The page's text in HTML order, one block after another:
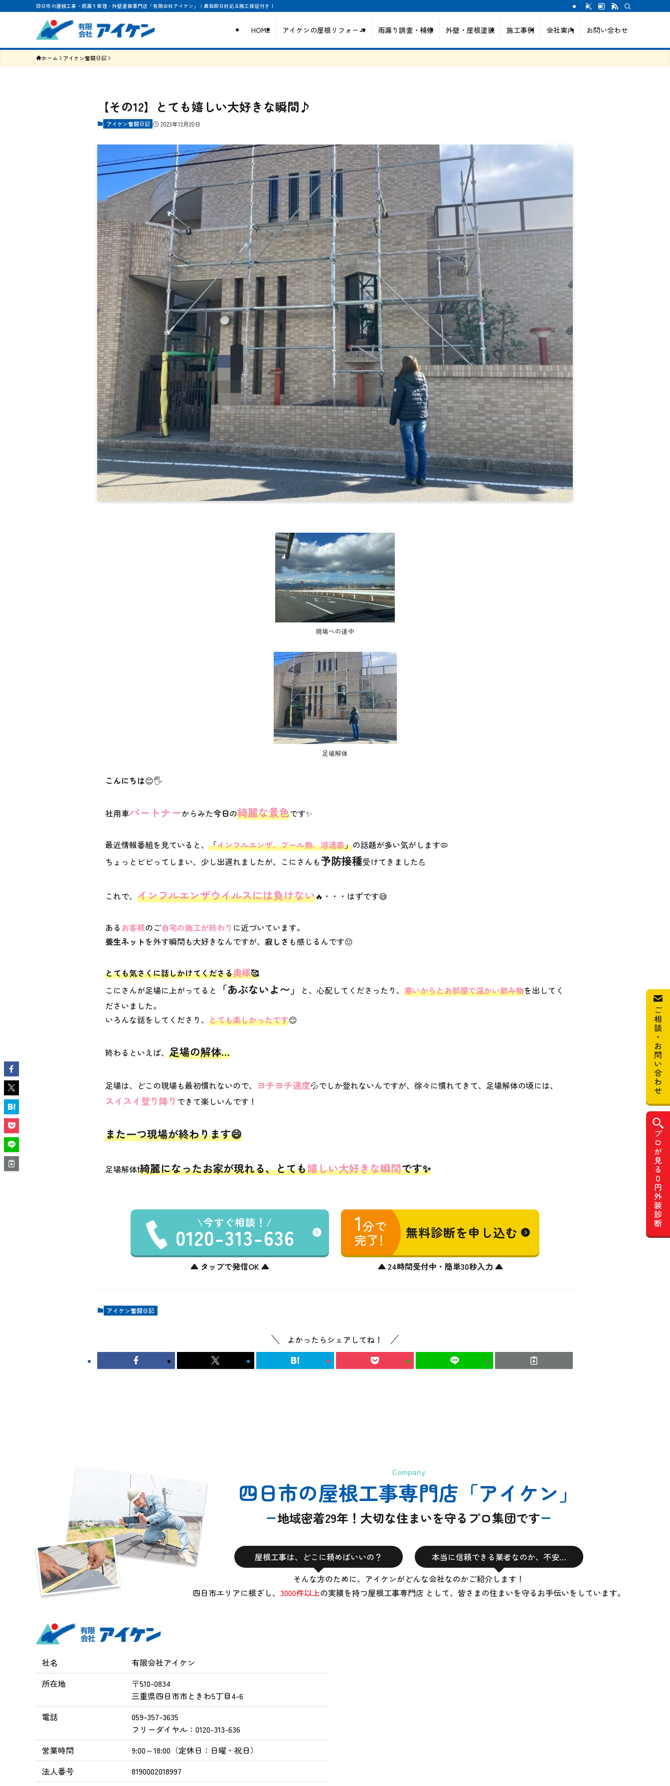
四日市の屋根工事・雨漏り修理・外壁塗装専門店「有限会社アイケン」｜最短即日対応＆施工保証付き！
HOME アイケンの屋根リフォーム 雨漏り調査・補修 外壁・屋根塗装 施工事例 会社案内 お問い合わせ
ホーム アイケン奮闘日記
【その12】とても嬉しい大好きな瞬間♪
アイケン奮闘日記 2023年12月20日
現場への道中
足場解体
こんにちは😊🖐️
社用車パートナーからみた今日の綺麗な景色です✨
最近情報番組を見ていると、 「インフルエンザ、プール熱、溶連菌」の話題が多い気がします🦠
ちょっとビビってしまい、少し出遅れましたが、こにさんも予防接種受けてきました💪
これで、 インフルエンザウイルスには負けない🔥・・・はずです😅
ある お客様のご自宅の施工が終わり に近づいています。
養生ネットを外す瞬間も大好きなんですが、 寂しさ も感じるんです😔
とても気さくに話しかけてくださる奥様🥰
こにさんが足場に上がってると
「あぶないよ〜」 と、心配してくださったり、 寒いからとお部屋で温かい飲み物を出してく
ださいました。
いろんな話をしてくださり、 とても楽しかったです😊
終わるといえば、 足場の解体…
足場は、どこの現場も最初慣れないので、 ヨチヨチ速度💦でしか登れないんですが、徐々に慣れてきて、足場解体の頃には、
スイスイ登り降り できて楽しいんです！
また一つ現場が終わります😄
足場解体❗️綺麗になったお家が現れる、とても嬉しい大好きな瞬間です✨
今すぐ相談！
0120-313-636
▲ タップで発信OK ▲
無料診断を申し込む
▲ 24時間受付中・簡単30秒入力 ▲
アイケン奮闘日記
よかったらシェアしてね！
Company
四日市の屋根工事専門店 「アイケン」
地域密着29年！大切な住まいを守るプロ集団です
屋根工事は、どこに頼めばいいの？
本当に信頼できる業者なのか、不安…
そんな方のために、アイケンがどんな会社なのかご紹介します！
四日市エリアに根ざし、 3000件以上の実績を持つ屋根工事専門店 として、 皆さまの住まいを守るお手伝いをしています。
社名
有限会社アイケン
所在地
〒510-0834
三重県四日市市ときわ5丁目4-6
電話
059-357-3635
フリーダイヤル：0120-313-636
営業時間
9:00～18:00 （定休日：日曜・祝日）
法人番号
8190002018997